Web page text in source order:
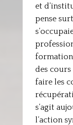
et
pense
formation
des cours
faire les
s’agit
l’action